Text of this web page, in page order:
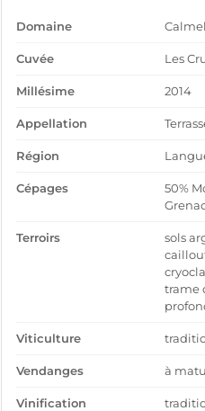
Domaine
Cuvée Les
Millésime 2014
Appellation
Région
Cépages
50%
Terroirs
sols
trame
Viticulture
Vendanges à
Vinification